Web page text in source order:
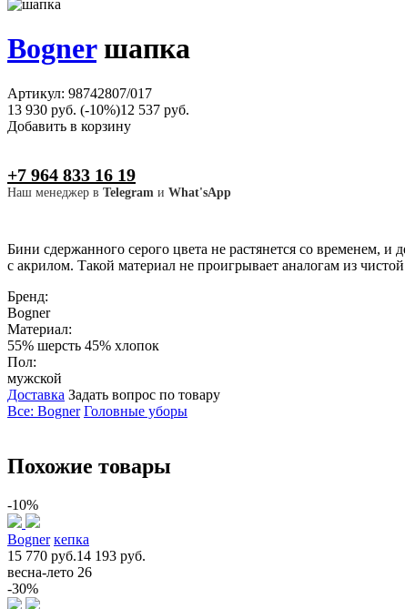
Bognerшапка
Артикул: 98742807/017
13 930 руб. (-10%)12 537 руб.
Добавить в корзину
+7 964 833 16 19
Наш менеджер в Telegram и What'sApp
Бини сдержанного серого цвета не растянется со временем,
с акрилом. Такой материал не проигрывает аналогам из
Бренд:
Bogner
Материал:
55% шерсть 45% хлопок
Пол:
мужской
Доставка Задать вопрос по товару
Все: Bogner Головные уборы
Похожие товары
-10%
Bogner кепка
15 770 руб.14 193 руб.
весна-лето 26
-30%